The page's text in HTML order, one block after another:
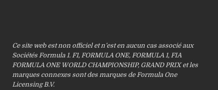
Ce site web est non officiel et n’est en aucun cas associé aux
Sociétés Formula 1. F1, FORMULA ONE, FORMULA 1, FIA
FORMULA ONE WORLD CHAMPIONSHIP, GRAND PRIX et les
marques connexes sont des marques de Formula One
Licensing B.V.